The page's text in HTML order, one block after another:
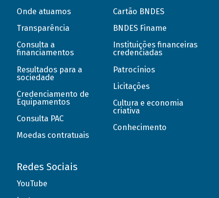
Onde atuamos
Transparência
Consulta a
financiamentos
Resultados para a
sociedade
Credenciamento de
Equipamentos
Consulta PAC
Moedas contratuais
Cartão BNDES
BNDES Finame
Instituições financeiras
credenciadas
Patrocínios
Licitações
Cultura e economia
criativa
Conhecimento
Redes Sociais
YouTube